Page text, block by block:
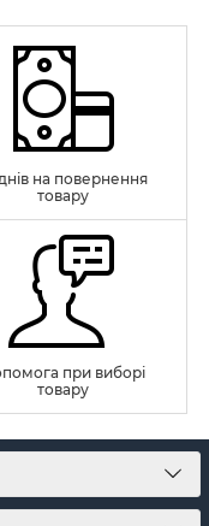
на повернення
товару
при виборі
товару